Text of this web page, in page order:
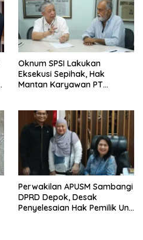
Oknum SPSI Lakukan
Eksekusi Sepihak, Hak
Mantan Karyawan PT
Perwakilan APUSM Sambangi
DPRD Depok, Desak
Penyelesaian Hak Pemilik Unit